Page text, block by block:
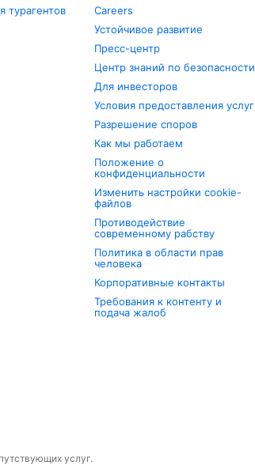
турагентов
Careers
Устойчивое развитие
Пресс-центр
Центр знаний по безопасности
Для инвесторов
Условия предоставления услуг
Разрешение споров
Как мы работаем
Положение о
конфиденциальности
Изменить настройки cookie-
файлов
Противодействие
современному рабству
Политика в области прав
человека
Корпоративные контакты
Требования к контенту и
подача жалоб
услуг.